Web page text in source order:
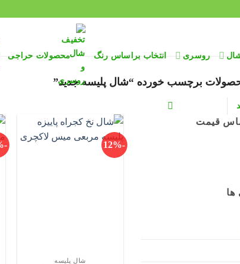
روسری انتخاب براساس رنگ محصولات حراجی
برچسب خورده “شال پلیسه جدید”
قیمت
ها
-12%
شال پلیسه
-15%